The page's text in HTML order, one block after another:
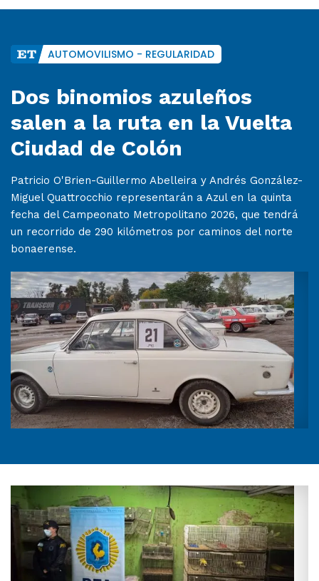
AUTOMOVILISMO - REGULARIDAD
Dos binomios azuleños
salen a la ruta en la Vuelta
Ciudad de Colón
Patricio O'Brien-Guillermo Abelleira y Andrés González-
Miguel Quattrocchio representarán a Azul en la quinta
fecha del Campeonato Metropolitano 2026, que tendrá
un recorrido de 290 kilómetros por caminos del norte
bonaerense.